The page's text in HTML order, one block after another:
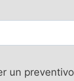
un preventivo